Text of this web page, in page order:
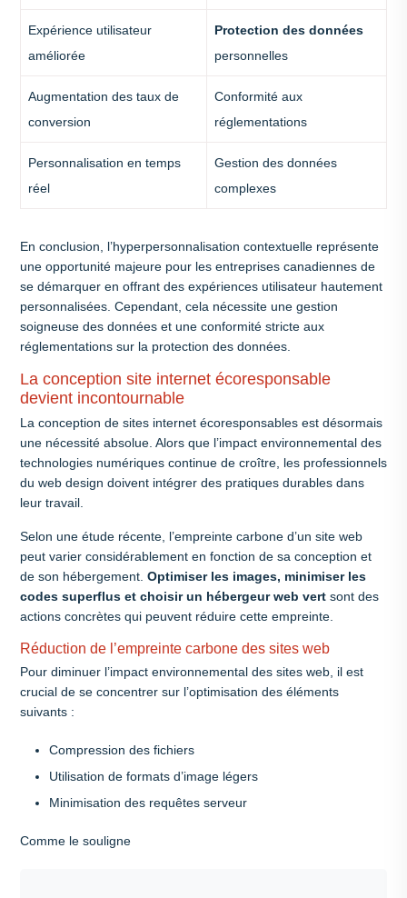
Expérience utilisateur
améliorée
Protection des données
personnelles
Augmentation des taux de
conversion
Conformité aux
réglementations
Personnalisation en temps
réel
Gestion des données
complexes
En conclusion, l’hyperpersonnalisation contextuelle représente
une opportunité majeure pour les entreprises canadiennes de
se démarquer en offrant des expériences utilisateur hautement
personnalisées. Cependant, cela nécessite une gestion
soigneuse des données et une conformité stricte aux
réglementations sur la protection des données.
La conception site internet écoresponsable
devient incontournable
La conception de sites internet écoresponsables est désormais
une nécessité absolue. Alors que l’impact environnemental des
technologies numériques continue de croître, les professionnels
du web design doivent intégrer des pratiques durables dans
leur travail.
Selon une étude récente, l’empreinte carbone d’un site web
peut varier considérablement en fonction de sa conception et
de son hébergement. Optimiser les images, minimiser les
codes superflus et choisir un hébergeur web vert sont des
actions concrètes qui peuvent réduire cette empreinte.
Réduction de l’empreinte carbone des sites web
Pour diminuer l’impact environnemental des sites web, il est
crucial de se concentrer sur l’optimisation des éléments
suivants :
Compression des fichiers
Utilisation de formats d’image légers
Minimisation des requêtes serveur
Comme le souligne